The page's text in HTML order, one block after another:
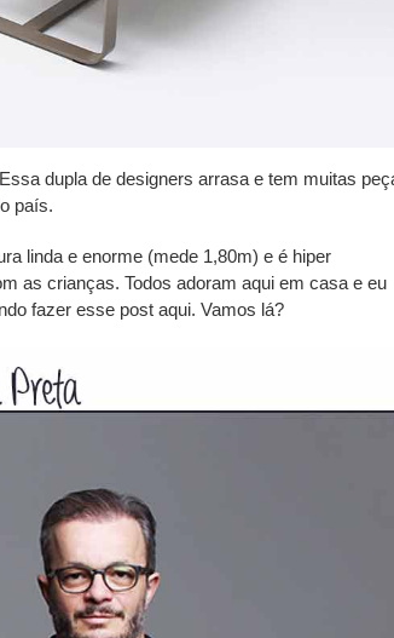
dupla de designers arrasa e tem muitas
país.
linda e enorme (mede 1,80m) e é hiper
as crianças. Todos adoram aqui em casa e eu
fazer esse post aqui. Vamos lá?